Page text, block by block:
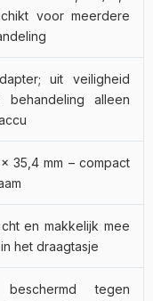
voor meerdere
uit veiligheid
behandeling alleen
35,4 mm – compact
en makkelijk mee
het draagtasje
tegen